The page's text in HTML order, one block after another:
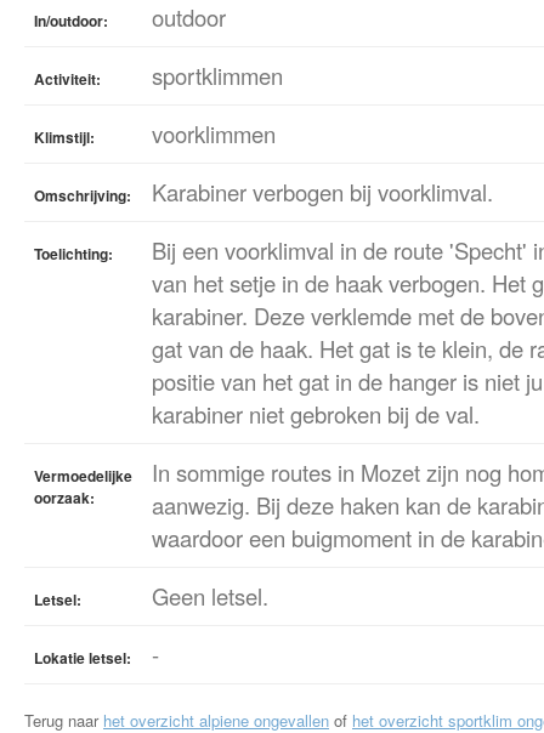
In/outdoor: outdoor
Activiteit: sportklimmen
Klimstijl: voorklimmen
Omschrijving: Karabiner verbogen bij voorklimval.
Toelichting:
Bij een voorklimval in de route 'Specht'
van het setje in de haak verbogen. Het
karabiner. Deze verklemde met de
gat van de haak. Het gat is te klein, de
positie van het gat in de hanger is niet
karabiner niet gebroken bij de val.
Vermoedelijke
oorzaak:
In sommige routes in Mozet zijn nog
aanwezig. Bij deze haken kan de
waardoor een buigmoment in de
Letsel: Geen letsel.
Lokatie letsel: -
Terug naar het overzicht alpiene ongevallen of het overzicht sportklim